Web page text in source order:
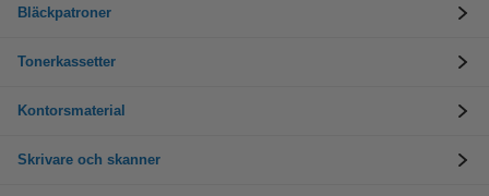
Bläckpatroner
Tonerkassetter
Kontorsmaterial
Skrivare och skanner